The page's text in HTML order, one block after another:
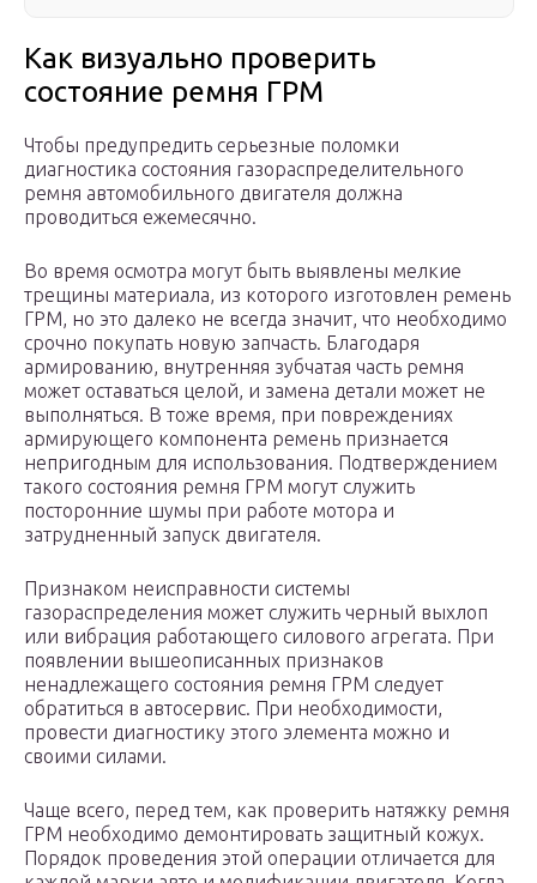
Как визуально проверить
состояние ремня ГРМ
Чтобы предупредить серьезные поломки
диагностика состояния газораспределительного
ремня автомобильного двигателя должна
проводиться ежемесячно.
Во время осмотра могут быть выявлены мелкие
трещины материала, из которого изготовлен ремень
ГРМ, но это далеко не всегда значит, что необходимо
срочно покупать новую запчасть. Благодаря
армированию, внутренняя зубчатая часть ремня
может оставаться целой, и замена детали может не
выполняться. В тоже время, при повреждениях
армирующего компонента ремень признается
непригодным для использования. Подтверждением
такого состояния ремня ГРМ могут служить
посторонние шумы при работе мотора и
затрудненный запуск двигателя.
Признаком неисправности системы
газораспределения может служить черный выхлоп
или вибрация работающего силового агрегата. При
появлении вышеописанных признаков
ненадлежащего состояния ремня ГРМ следует
обратиться в автосервис. При необходимости,
провести диагностику этого элемента можно и
своими силами.
Чаще всего, перед тем, как проверить натяжку ремня
ГРМ необходимо демонтировать защитный кожух.
Порядок проведения этой операции отличается для